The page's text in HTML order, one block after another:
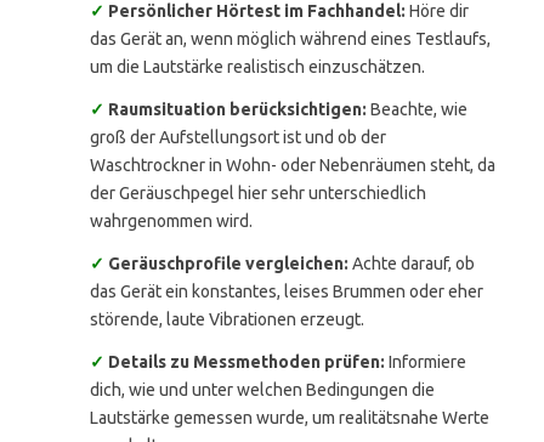
✓ Persönlicher Hörtest im Fachhandel: Höre dir
das Gerät an, wenn möglich während eines Testlaufs,
um die Lautstärke realistisch einzuschätzen.
✓ Raumsituation berücksichtigen: Beachte, wie
groß der Aufstellungsort ist und ob der
Waschtrockner in Wohn- oder Nebenräumen steht, da
der Geräuschpegel hier sehr unterschiedlich
wahrgenommen wird.
✓ Geräuschprofile vergleichen: Achte darauf, ob
das Gerät ein konstantes, leises Brummen oder eher
störende, laute Vibrationen erzeugt.
✓ Details zu Messmethoden prüfen: Informiere
dich, wie und unter welchen Bedingungen die
Lautstärke gemessen wurde, um realitätsnahe Werte